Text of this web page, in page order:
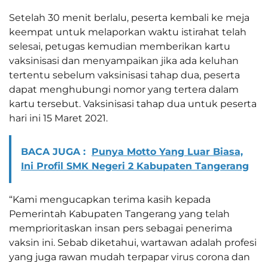
Setelah 30 menit berlalu, peserta kembali ke meja
keempat untuk melaporkan waktu istirahat telah
selesai, petugas kemudian memberikan kartu
vaksinisasi dan menyampaikan jika ada keluhan
tertentu sebelum vaksinisasi tahap dua, peserta
dapat menghubungi nomor yang tertera dalam
kartu tersebut. Vaksinisasi tahap dua untuk peserta
hari ini 15 Maret 2021.
BACA JUGA : Punya Motto Yang Luar Biasa,
Ini Profil SMK Negeri 2 Kabupaten Tangerang
“Kami mengucapkan terima kasih kepada
Pemerintah Kabupaten Tangerang yang telah
memprioritaskan insan pers sebagai penerima
vaksin ini. Sebab diketahui, wartawan adalah profesi
yang juga rawan mudah terpapar virus corona dan